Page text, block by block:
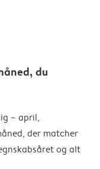
du
– april,
der matcher
og alt